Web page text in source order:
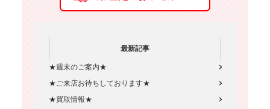
最新記事
★週末のご案内★
★ご来店お待ちしております★
★買取情報★